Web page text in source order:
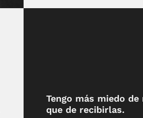
Tengo más miedo
que de recibirlas.